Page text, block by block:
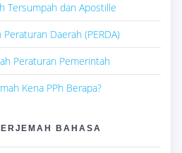
Tersumpah dan Apostille
Peraturan Daerah (PERDA)
Peraturan Pemerintah
Kena PPh Berapa?
BAHASA